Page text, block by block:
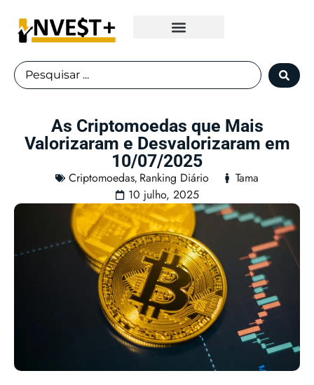
As Criptomoedas que Mais
Valorizaram e Desvalorizaram em
10/07/2025
Criptomoedas, Ranking Diário
Tama
10 julho, 2025